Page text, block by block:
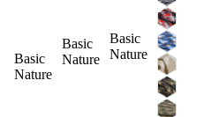
Basic
Nature
Basic
Nature
Basic
Nature